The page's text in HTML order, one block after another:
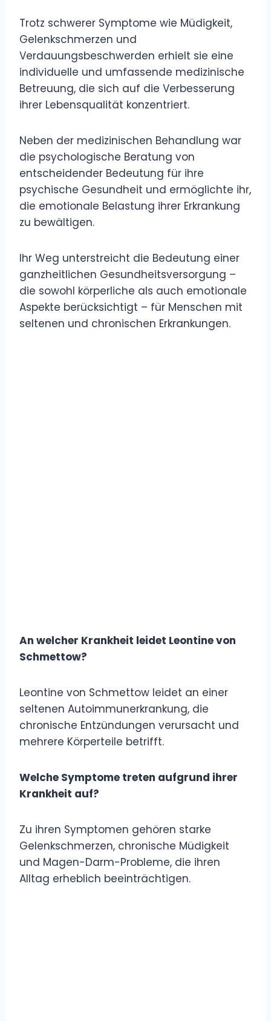
Trotz schwerer Symptome wie Müdigkeit,
Gelenkschmerzen und
Verdauungsbeschwerden erhielt sie eine
individuelle und umfassende medizinische
Betreuung, die sich auf die Verbesserung
ihrer Lebensqualität konzentriert.
Neben der medizinischen Behandlung war
die psychologische Beratung von
entscheidender Bedeutung für ihre
psychische Gesundheit und ermöglichte ihr,
die emotionale Belastung ihrer Erkrankung
zu bewältigen.
Ihr Weg unterstreicht die Bedeutung einer
ganzheitlichen Gesundheitsversorgung –
die sowohl körperliche als auch emotionale
Aspekte berücksichtigt – für Menschen mit
seltenen und chronischen Erkrankungen.
An welcher Krankheit leidet Leontine von
Schmettow?
Leontine von Schmettow leidet an einer
seltenen Autoimmunerkrankung, die
chronische Entzündungen verursacht und
mehrere Körperteile betrifft.
Welche Symptome treten aufgrund ihrer
Krankheit auf?
Zu ihren Symptomen gehören starke
Gelenkschmerzen, chronische Müdigkeit
und Magen-Darm-Probleme, die ihren
Alltag erheblich beeinträchtigen.